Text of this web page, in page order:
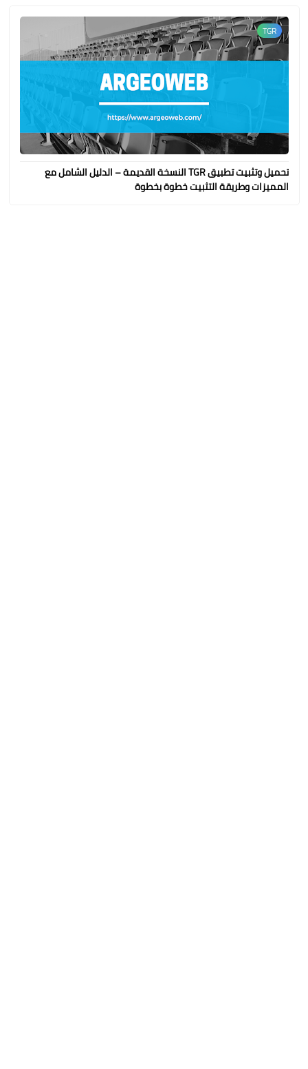
TGR
تحميل وتثبيت تطبيق TGR النسخة القديمة – الدليل الشامل مع
المميزات وطريقة التثبيت خطوة بخطوة